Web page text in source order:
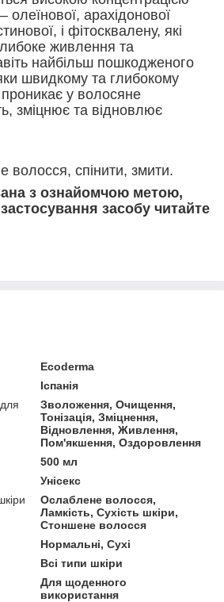
олеїнової, арахідонової
і фітосквалену, які
живлення та
найбільш пошкодженого
швидкому та глибокому
у волосяне
зміцнює та відновлює
волосся, спінити, змити.
з ознайомчою метою,
засобу читайте
Ecoderma
Іспанія
Зволоження, Очищення,
Тонізація, Зміцнення,
Відновлення, Живлення,
Пом'якшення, Оздоровлення
500 мл
Унісекс
Ослаблене волосся,
Ламкість, Сухість шкіри,
Стоншене волосся
Нормальні, Сухі
Всі типи шкіри
Для щоденного
використання